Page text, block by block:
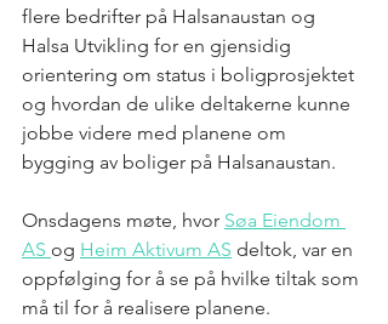
flere bedrifter på Halsanaustan og
Halsa Utvikling for en gjensidig
orientering om status i boligprosjektet
og hvordan de ulike deltakerne kunne
jobbe videre med planene om
bygging av boliger på Halsanaustan.
Onsdagens møte, hvor Søa Eiendom
AS og Heim Aktivum AS deltok, var en
oppfølging for å se på hvilke tiltak som
må til for å realisere planene.